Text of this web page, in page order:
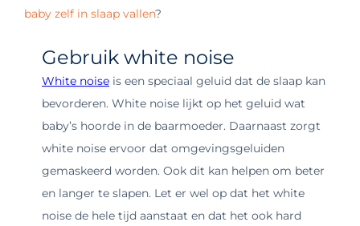
baby zelf in slaap vallen?
Gebruik white noise
White noise is een speciaal geluid dat de slaap kan
bevorderen. White noise lijkt op het geluid wat
baby’s hoorde in de baarmoeder. Daarnaast zorgt
white noise ervoor dat omgevingsgeluiden
gemaskeerd worden. Ook dit kan helpen om beter
en langer te slapen. Let er wel op dat het white
noise de hele tijd aanstaat en dat het ook hard